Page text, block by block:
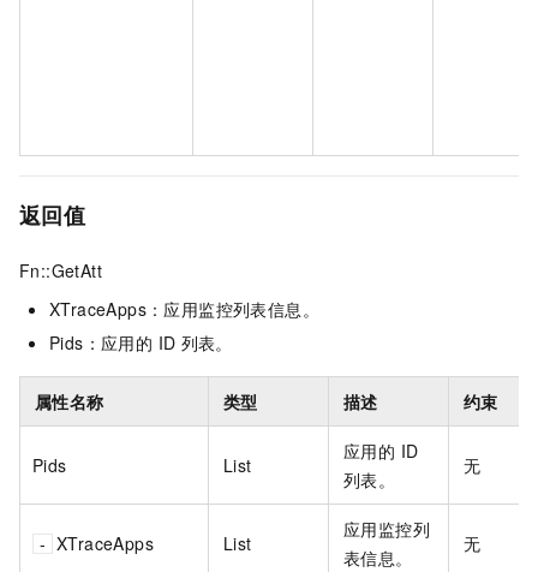
返回值
Fn::GetAtt
XTraceApps：应用监控列表信息。
Pids：应用的 ID 列表。
属性名称 类型 描述 约束
Pids List
应用的 ID
列表。
无
XTraceApps List
应用监控列
表信息。
无